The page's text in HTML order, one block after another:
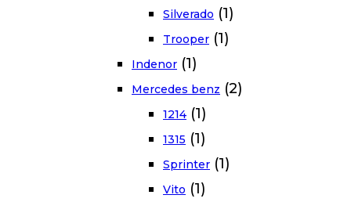
Silverado (1)
Trooper (1)
Indenor (1)
Mercedes benz (2)
1214 (1)
1315 (1)
Sprinter (1)
Vito (1)